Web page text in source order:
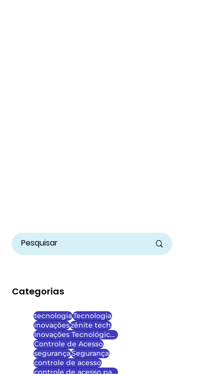
Categorias
tecnologiaTecnologia
inovaçõeszênite tech
Inovações Tecnológicas
Controle de Acesso
segurançaSegurança
controle de acesso